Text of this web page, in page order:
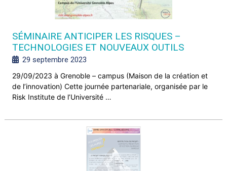
SÉMINAIRE ANTICIPER LES RISQUES –
TECHNOLOGIES ET NOUVEAUX OUTILS
29 septembre 2023
29/09/2023 à Grenoble – campus (Maison de la création et
de l’innovation) Cette journée partenariale, organisée par le
Risk Institute de l’Université …